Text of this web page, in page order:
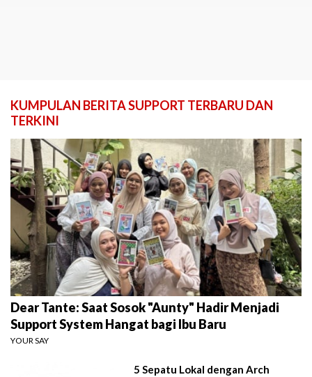
KUMPULAN BERITA SUPPORT TERBARU DAN
TERKINI
Dear Tante: Saat Sosok "Aunty" Hadir Menjadi
Support System Hangat bagi Ibu Baru
YOUR SAY
5 Sepatu Lokal dengan Arch